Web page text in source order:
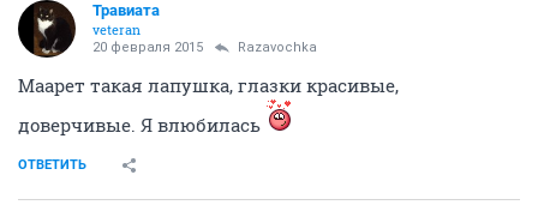
Травиата
veteran
20 февраля 2015 Razavochka
Маарет такая лапушка, глазки красивые,
доверчивые. Я влюбилась
ОТВЕТИТЬ